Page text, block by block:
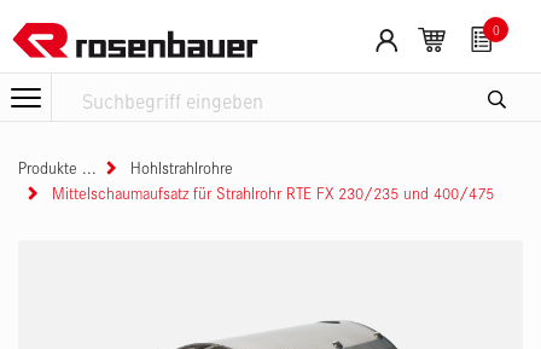
0
Produkte
Hohlstrahlrohre
Mittelschaumaufsatz für Strahlrohr RTE FX 230/235 und 400/475